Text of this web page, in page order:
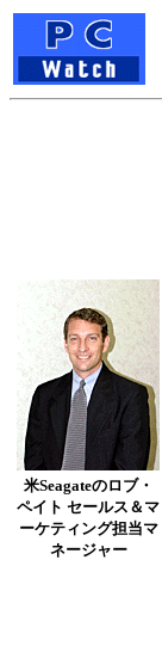
米Seagateのロブ・
ペイト セールス＆マ
ーケティング担当マ
ネージャー